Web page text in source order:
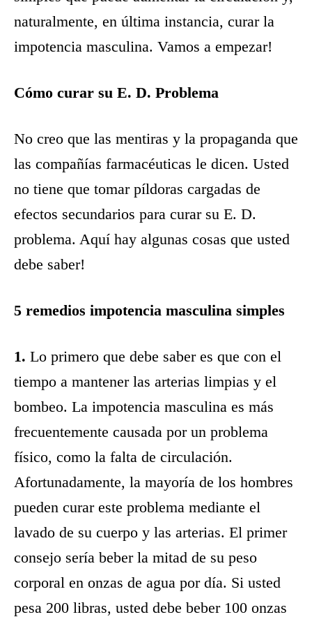
naturalmente, en última instancia, curar la
impotencia masculina. Vamos a empezar!
Cómo curar su E. D. Problema
No creo que las mentiras y la propaganda que
las compañías farmacéuticas le dicen. Usted
no tiene que tomar píldoras cargadas de
efectos secundarios para curar su E. D.
problema. Aquí hay algunas cosas que usted
debe saber!
5 remedios impotencia masculina simples
1. Lo primero que debe saber es que con el
tiempo a mantener las arterias limpias y el
bombeo. La impotencia masculina es más
frecuentemente causada por un problema
físico, como la falta de circulación.
Afortunadamente, la mayoría de los hombres
pueden curar este problema mediante el
lavado de su cuerpo y las arterias. El primer
consejo sería beber la mitad de su peso
corporal en onzas de agua por día. Si usted
pesa 200 libras, usted debe beber 100 onzas